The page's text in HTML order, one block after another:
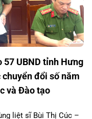
UBND tỉnh Hưng
đổi số năm
và Đào tạo
liệt sĩ Bùi Thị Cúc –